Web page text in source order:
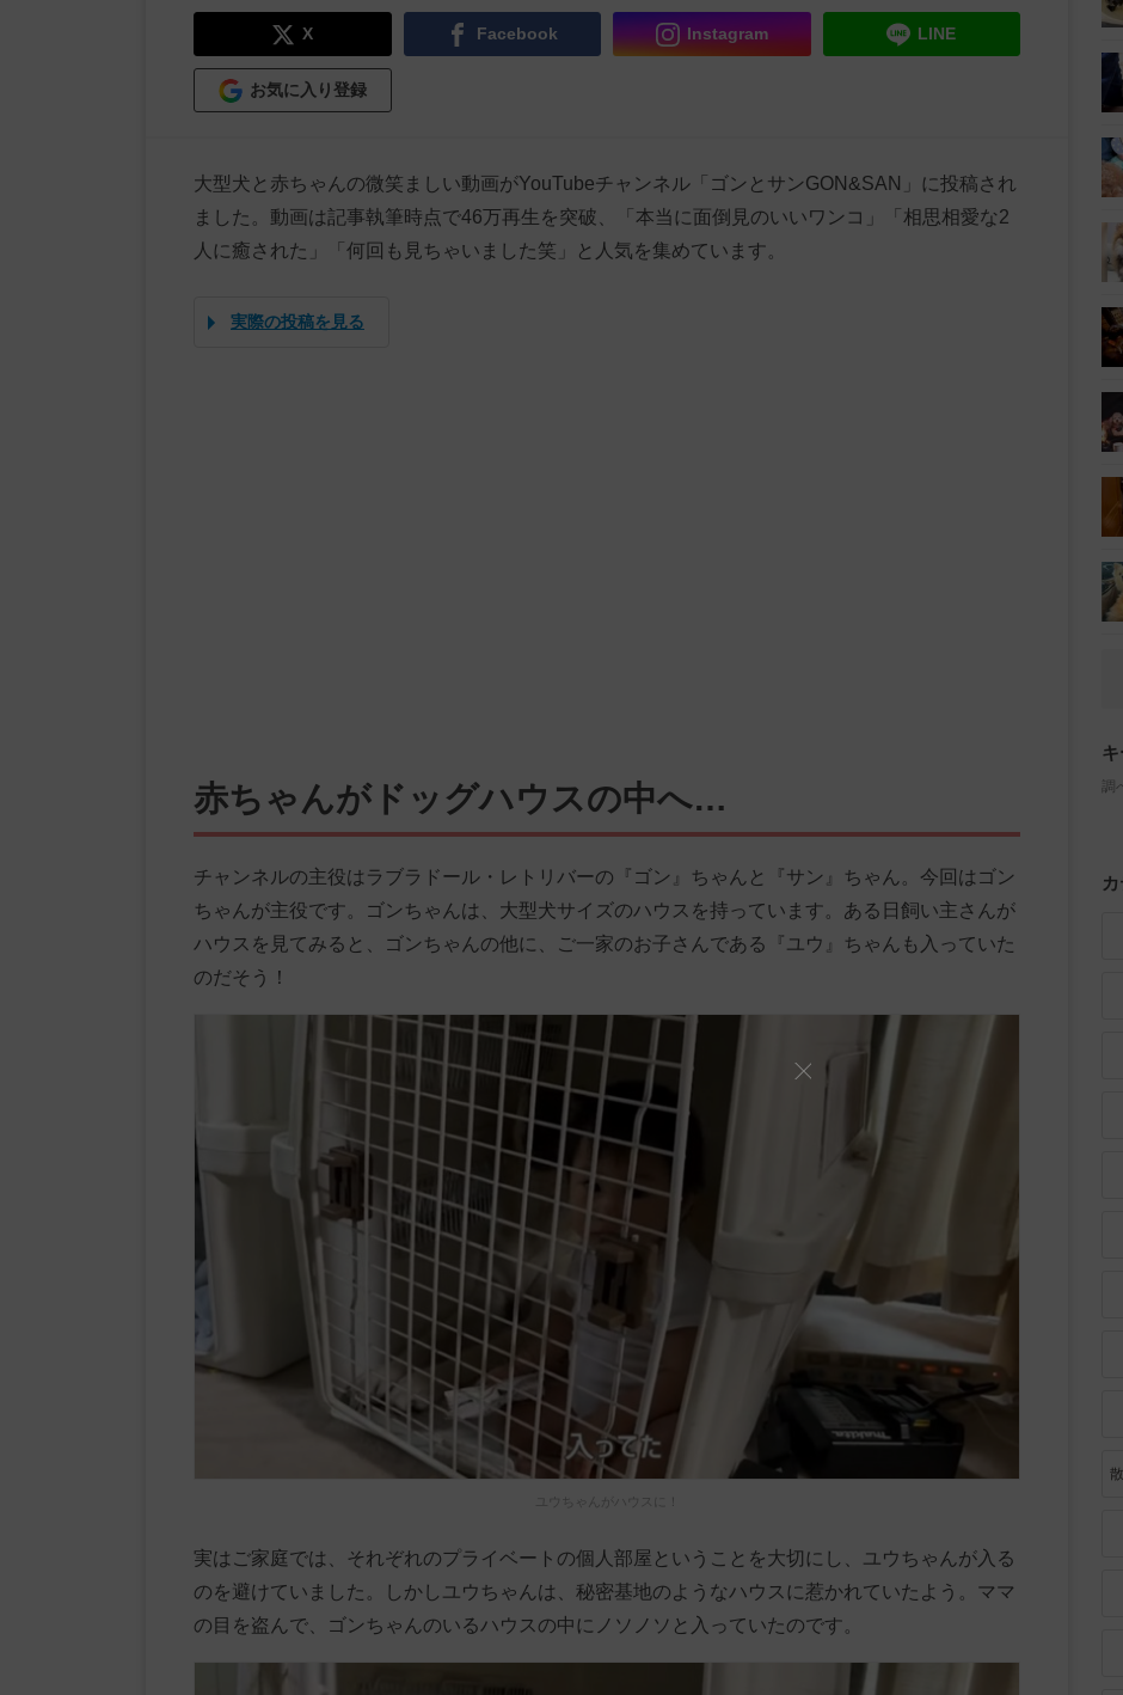
X Facebook Instagram LINE
お気に入り登録
大型犬と赤ちゃんの微笑ましい動画がYouTubeチャンネル「ゴンとサンGON&SAN」に投稿され
ました。動画は記事執筆時点で46万再生を突破、「本当に面倒見のいいワンコ」「相思相愛な2
人に癒された」「何回も見ちゃいました笑」と人気を集めています。
実際の投稿を見る
赤ちゃんがドッグハウスの中へ…
チャンネルの主役はラブラドール・レトリバーの『ゴン』ちゃんと『サン』ちゃん。今回はゴン
ちゃんが主役です。ゴンちゃんは、大型犬サイズのハウスを持っています。ある日飼い主さんが
ハウスを見てみると、ゴンちゃんの他に、ご一家のお子さんである『ユウ』ちゃんも入っていた
のだそう！
実はご家庭では、それぞれのプライベートの個人部屋ということを大切にし、ユウちゃんが入る
のを避けていました。しかしユウちゃんは、秘密基地のようなハウスに惹かれていたよう。ママ
の目を盗んで、ゴンちゃんのいるハウスの中にノソノソと入っていたのです。
調